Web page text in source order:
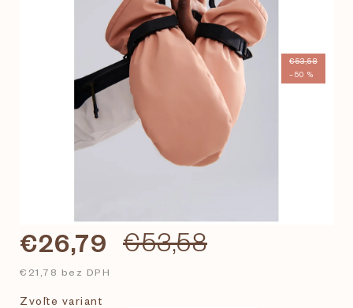
€53,58
–50 %
€53,58
€26,79
€21,78 bez DPH
Zvoľte variant